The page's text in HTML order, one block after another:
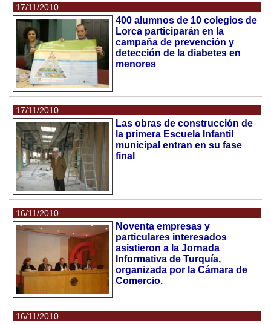
17/11/2010
400 alumnos de 10 colegios de
Lorca participarán en la
campaña de prevención y
detección de la diabetes en
menores
17/11/2010
Las obras de construcción de
la primera Escuela Infantil
municipal entran en su fase
final
16/11/2010
Noventa empresas y
particulares interesados
asistieron a la Jornada
Informativa de Turquía,
organizada por la Cámara de
Comercio.
16/11/2010